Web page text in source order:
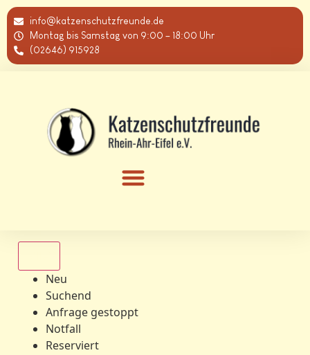
info@katzenschutzfreunde.de
Montag bis Samstag von 9:00 – 18:00 Uhr
(02646) 915928
Neu
Suchend
Anfrage gestoppt
Notfall
Reserviert